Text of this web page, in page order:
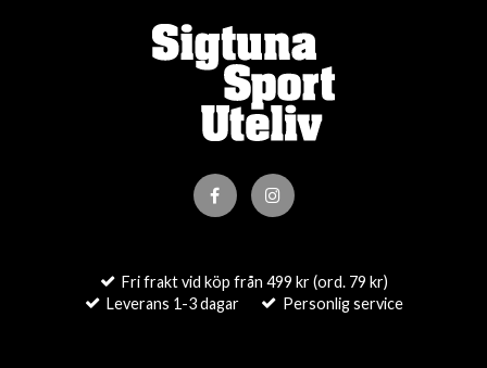
Fri frakt vid köp från 499 kr (ord. 79 kr)
Leverans 1-3 dagar
Personlig service